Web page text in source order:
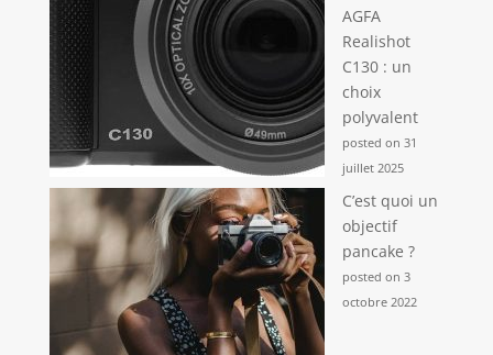
AGFA
Realishot
C130 : un
choix
polyvalent
posted on 31
juillet 2025
C’est quoi un
objectif
pancake ?
posted on 3
octobre 2022